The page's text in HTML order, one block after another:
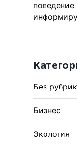
Без
Бизнес
Экология